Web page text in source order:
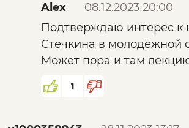
молодежь в метро СПБ я
влияния на наше население.
Общественный транспорт это
и очень хорошая платформа
тренировки анализа
минимальным личным
Alex
08.12.2023 20:00
Подтверждаю интерес к
Стечкина в молодёжной
Может пора и там
1